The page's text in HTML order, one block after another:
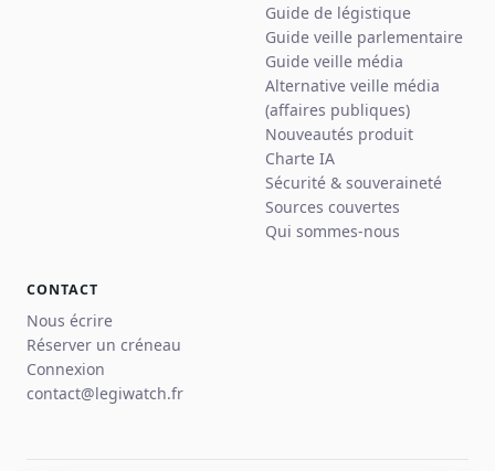
Guide de légistique
Guide veille parlementaire
Guide veille média
Alternative veille média
(affaires publiques)
Nouveautés produit
Charte IA
Sécurité & souveraineté
Sources couvertes
Qui sommes-nous
CONTACT
Nous écrire
Réserver un créneau
Connexion
contact@legiwatch.fr